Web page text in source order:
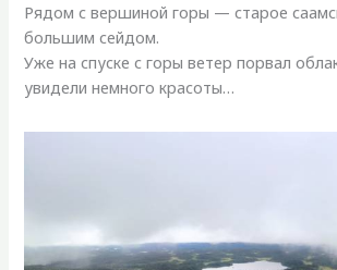
Рядом с вершиной горы — старое
большим сейдом.
Уже на спуске с горы ветер порвал
увидели немного красоты…